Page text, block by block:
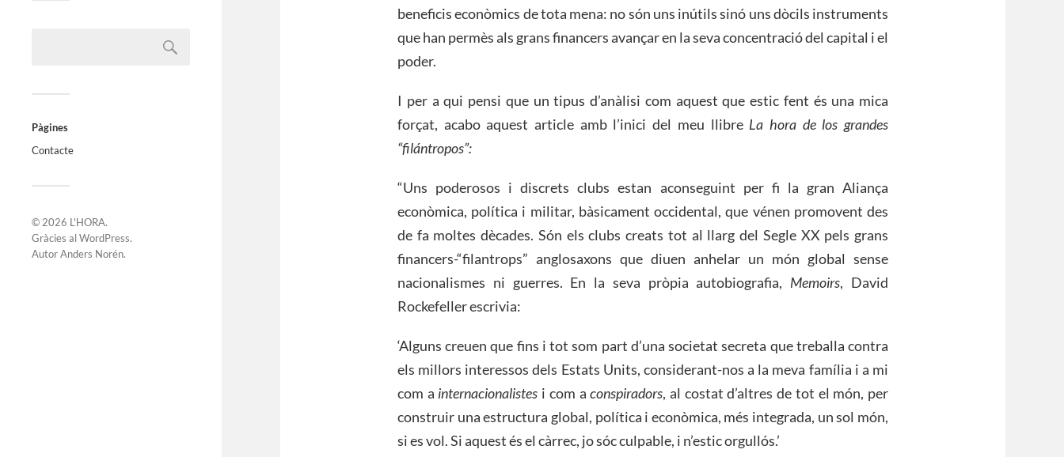
Pàgines
Contacte
© 2026 L'HORA.
Gràcies alWordPress.
AutorAnders Norén.
beneficis econòmics de tota mena: no són uns inútils sinó uns dòcils instruments
que han permès als grans financers avançar en la seva concentració del capital i el
poder.
I per a qui pensi que un tipus d’anàlisi com aquest que estic fent és una mica
forçat, acabo aquest article amb l’inici del meu llibre La hora de los grandes
“filántropos”:
“Uns poderosos i discrets clubs estan aconseguint per fi la gran Aliança
econòmica, política i militar, bàsicament occidental, que vénen promovent des
de fa moltes dècades. Són els clubs creats tot al llarg del Segle XX pels grans
financers-“filantrops” anglosaxons que diuen anhelar un món global sense
nacionalismes ni guerres. En la seva pròpia autobiografia, Memoirs, David
Rockefeller escrivia:
‘Alguns creuen que fins i tot som part d’una societat secreta que treballa contra
els millors interessos dels Estats Units, considerant-nos a la meva família i a mi
com a internacionalistes i com aconspiradors, al costat d’altres de tot el món, per
construir una estructura global, política i econòmica, més integrada, un sol món,
si es vol. Si aquest és el càrrec, jo sóc culpable, i n’estic orgullós.’